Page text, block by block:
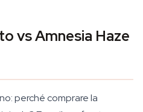
vs Amnesia Haze
perché comprare la